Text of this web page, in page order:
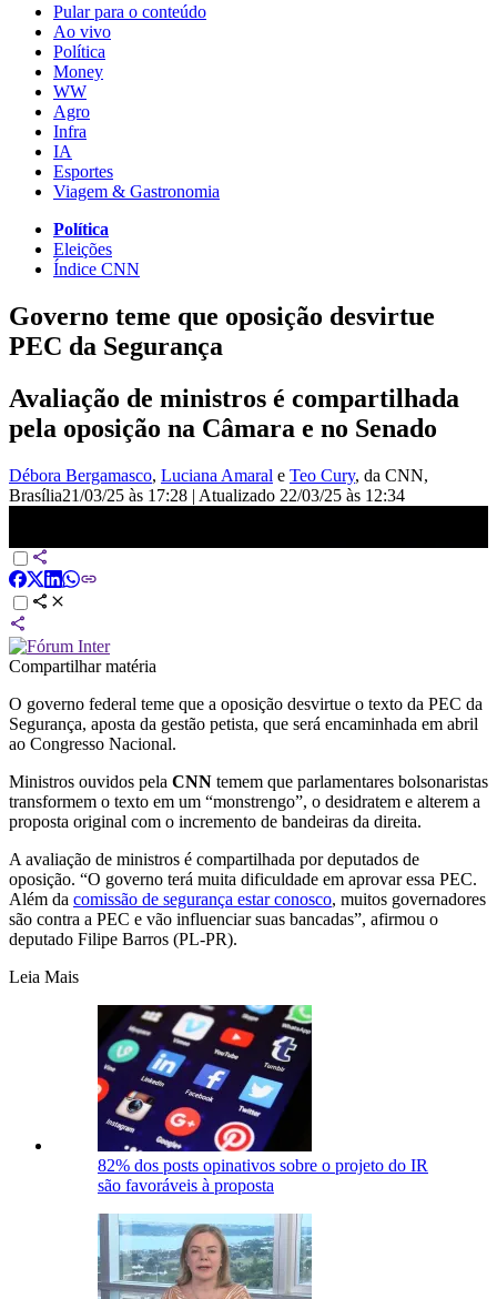
Pular para o conteúdo
Ao vivo
Política
Money
WW
Agro
Infra
IA
Esportes
Viagem & Gastronomia
Política
Eleições
Índice CNN
Governo teme que oposição desvirtue
PEC da Segurança
Avaliação de ministros é compartilhada
pela oposição na Câmara e no Senado
Débora Bergamasco, Luciana Amaral e Teo Cury, da CNN,
Brasília21/03/25 às 17:28 | Atualizado 22/03/25 às 12:34
Compartilhar matéria
O governo federal teme que a oposição desvirtue o texto da PEC da
Segurança, aposta da gestão petista, que será encaminhada em abril
ao Congresso Nacional.
Ministros ouvidos pela CNN temem que parlamentares bolsonaristas
transformem o texto em um “monstrengo”, o desidratem e alterem a
proposta original com o incremento de bandeiras da direita.
A avaliação de ministros é compartilhada por deputados de
oposição. “O governo terá muita dificuldade em aprovar essa PEC.
Além da comissão de segurança estar conosco, muitos governadores
são contra a PEC e vão influenciar suas bancadas”, afirmou o
deputado Filipe Barros (PL-PR).
Leia Mais
82% dos posts opinativos sobre o projeto do IR
são favoráveis à proposta